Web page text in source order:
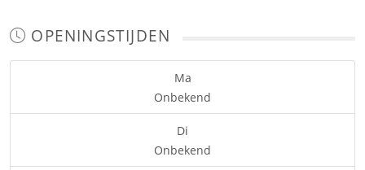
OPENINGSTIJDEN
Ma
Onbekend
Di
Onbekend